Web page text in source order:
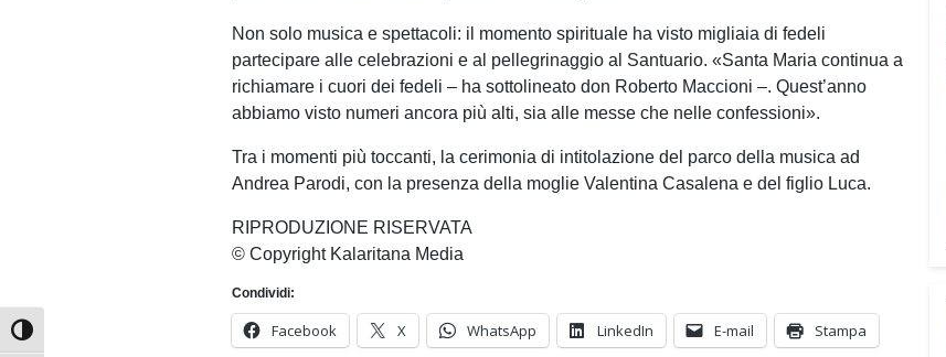
Attiva/disattiva alto contrasto
Non solo musica e spettacoli: il momento spirituale ha visto migliaia di fedeli
partecipare alle celebrazioni e al pellegrinaggio al Santuario. «Santa Maria continua a
richiamare i cuori dei fedeli – ha sottolineato don Roberto Maccioni –. Quest’anno
abbiamo visto numeri ancora più alti, sia alle messe che nelle confessioni».
Tra i momenti più toccanti, la cerimonia di intitolazione del parco della musica ad
Andrea Parodi, con la presenza della moglie Valentina Casalena e del figlio Luca.
RIPRODUZIONE RISERVATA
© Copyright Kalaritana Media
Condividi:
Facebook X WhatsApp LinkedIn E-mail Stampa